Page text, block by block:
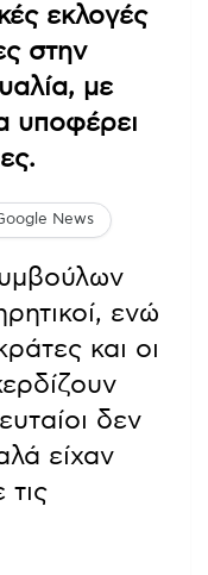
εκλογές
στην
με
υποφέρει
News
ενώ
και οι
δεν
είχαν